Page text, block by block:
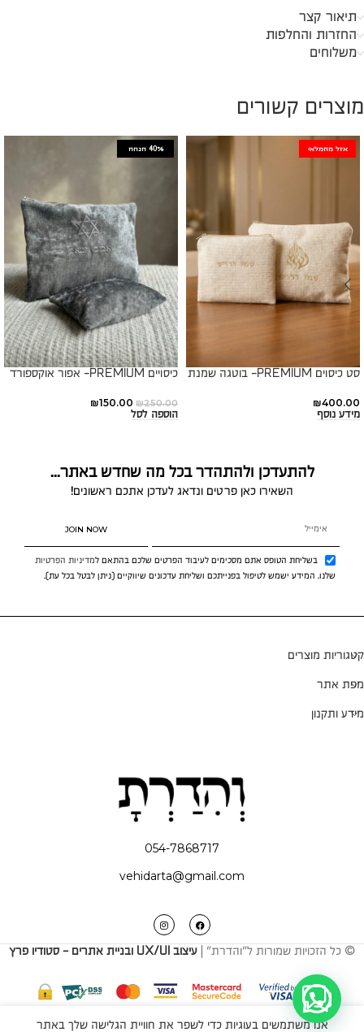
תיאור קצר
החזרות והחלפות
משלוחים
מוצרים קשורים
אזל מהמלאי
סט כיסוים PREMIUM- בוטגה שמנת
₪400.00
מידע נוסף
40% הנחה
כיסויים PREMIUM- אפור אוקספורד
₪250.00
₪150.00
הוספה לסל
להתעדכן ולהתהדר בכל מה שחדש באתר...
השאירו כאן פרטים ונדאג לעדכן אתכם ראשונים!
בשליחת הטופס אתם מסכימים לעיבוד הפרטים שלכם בהתאם למדיניות הפרטיות
שלנו. המידע ישמש לטיפול בפנייתכם ושליחת עדכונים שיווקיים (ניתן לבטל בכל עת).
JOIN NOW
קטגוריות מוצרים
מפת אתר
מידע ותקנון
054-7868717
vehidarta@gmail.com
© כל הזכויות שמורות ל"והדרת" | עיצוב UX/UI ובניית אתרים - סטודיו פרץ
אנו משתמשים בעוגיות כדי לשפר את חוויית הגלישה שלך באתר